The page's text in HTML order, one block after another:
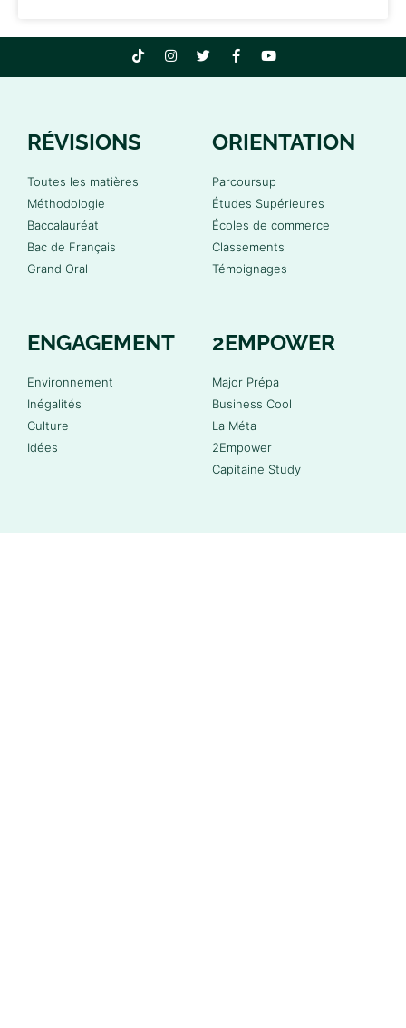
RÉVISIONS
Toutes les matières
Méthodologie
Baccalauréat
Bac de Français
Grand Oral
ORIENTATION
Parcoursup
Études Supérieures
Écoles de commerce
Classements
Témoignages
ENGAGEMENT
Environnement
Inégalités
Culture
Idées
2EMPOWER
Major Prépa
Business Cool
La Méta
2Empower
Capitaine Study